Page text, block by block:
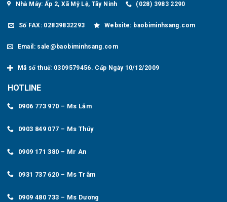
Nhà Máy: Ấp 2, Xã Mỹ Lệ, Tây Ninh (028) 3983 2290
Số FAX: 02839832293 Website: baobiminhsang.com
Email: sale@baobiminhsang.com
Mã số thuế: 0309579456. Cấp Ngày 10/12/2009
HOTLINE
0906 773 970 – Ms Lắm
0903 849 077 – Ms Thúy
0909 171 380 – Mr An
0931 737 620 – Ms Trâm
0909 480 733 – Ms Dương